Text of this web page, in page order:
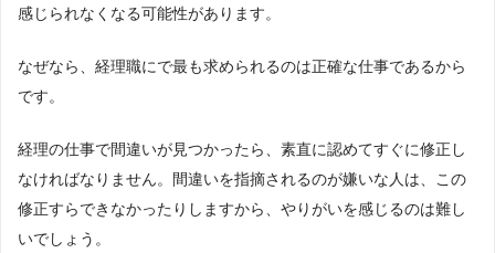
感じられなくなる可能性があります。
なぜなら、経理職にで最も求められるのは正確な仕事であるから
です。
経理の仕事で間違いが見つかったら、素直に認めてすぐに修正し
なければなりません。間違いを指摘されるのが嫌いな人は、この
修正すらできなかったりしますから、やりがいを感じるのは難し
いでしょう。